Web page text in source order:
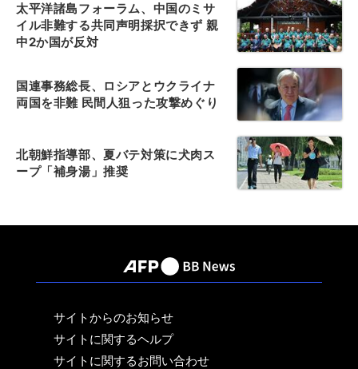
太平洋諸島フォーラム、中国のミサ
イル非難する共同声明採択できず 親
中2か国が反対
国連事務総長、ロシアとウクライナ
両国を非難 民間人狙った攻撃めぐり
北朝鮮指導部、夏バテ対策に犬肉ス
ープ「補身湯」推奨
サイトからのお知らせ
サイトに関するヘルプ
サイトに関するお問い合わせ